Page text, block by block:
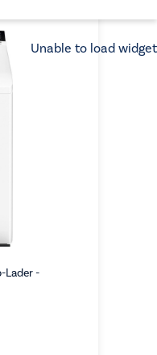
Lader -
Unable to load widget